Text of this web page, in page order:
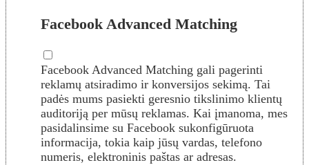
Facebook Advanced Matching
Facebook Advanced Matching gali pagerinti
reklamų atsiradimo ir konversijos sekimą. Tai
padės mums pasiekti geresnio tikslinimo klientų
auditoriją per mūsų reklamas. Kai įmanoma, mes
pasidalinsime su Facebook sukonfigūruota
informacija, tokia kaip jūsų vardas, telefono
numeris, elektroninis paštas ar adresas.